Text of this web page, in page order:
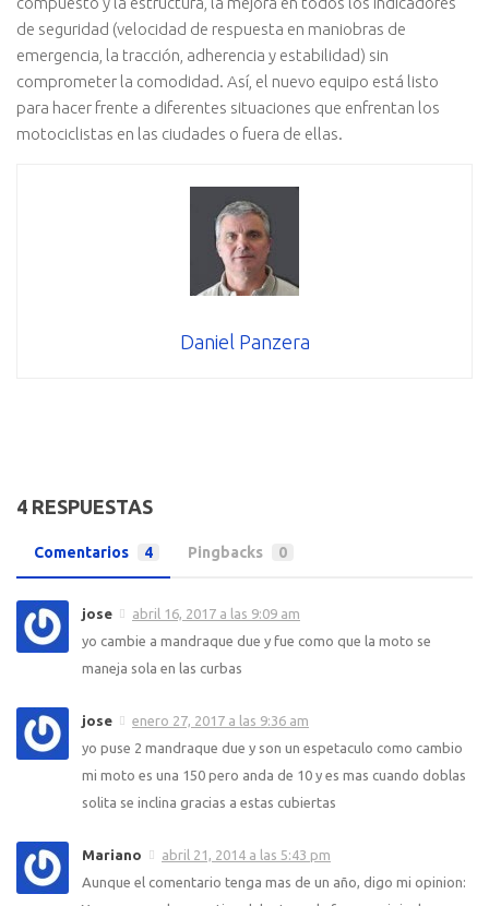
de seguridad (velocidad de respuesta en maniobras de
emergencia, la tracción, adherencia y estabilidad) sin
comprometer la comodidad. Así, el nuevo equipo está listo
para hacer frente a diferentes situaciones que enfrentan los
motociclistas en las ciudades o fuera de ellas.
Daniel Panzera
4 RESPUESTAS
Comentarios 4 Pingbacks 0
jose
abril 16, 2017 a las 9:09 am
yo cambie a mandraque due y fue como que la moto se
maneja sola en las curbas
jose
enero 27, 2017 a las 9:36 am
yo puse 2 mandraque due y son un espetaculo como cambio
mi moto es una 150 pero anda de 10 y es mas cuando doblas
solita se inclina gracias a estas cubiertas
Mariano
abril 21, 2014 a las 5:43 pm
Aunque el comentario tenga mas de un año, digo mi opinion: